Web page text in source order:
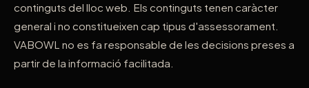
continguts del lloc web. Els continguts tenen caràcter
general i no constitueixen cap tipus d'assessorament.
VABOWL no es fa responsable de les decisions preses a
partir de la informació facilitada.